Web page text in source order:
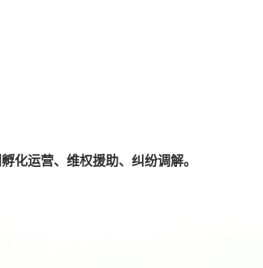
化运营、维权援助、纠纷调解。